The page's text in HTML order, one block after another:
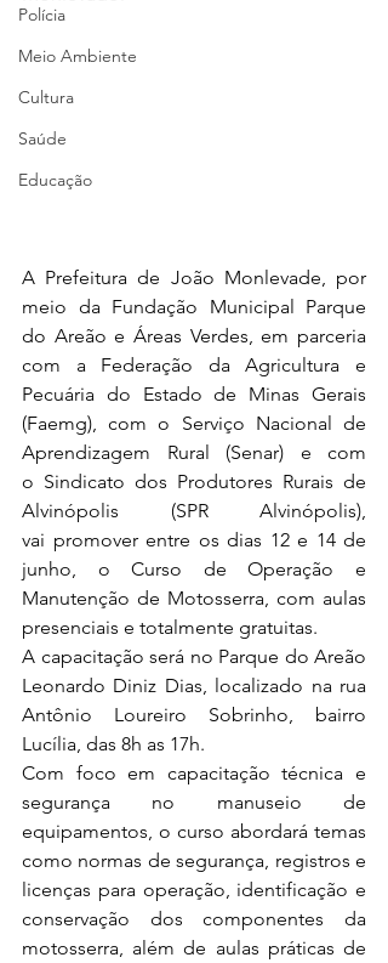
Polícia
Meio Ambiente
Cultura
Saúde
Educação
A Prefeitura de João Monlevade, por
meio da Fundação Municipal Parque
do Areão e Áreas Verdes, em parceria
com a Federação da Agricultura e
Pecuária do Estado de Minas Gerais
(Faemg), com o Serviço Nacional de
Aprendizagem Rural (Senar) e com
o Sindicato dos Produtores Rurais de
Alvinópolis (SPR Alvinópolis)
vai promover entre os dias 12 e 14 de
junho, o Curso de Operação e
Manutenção de Motosserra, com aulas
presenciais e totalmente gratuitas.
A capacitação será no Parque do Areão
Leonardo Diniz Dias, localizado na rua
Antônio Loureiro Sobrinho, bairro
Lucília, das 8h as 17h.
Com foco em capacitação técnica e
segurança no manuseio de
equipamentos, o curso abordará temas
como normas de segurança, registros e
licenças para operação, identificação e
conservação dos componentes da
motosserra, além de aulas práticas de